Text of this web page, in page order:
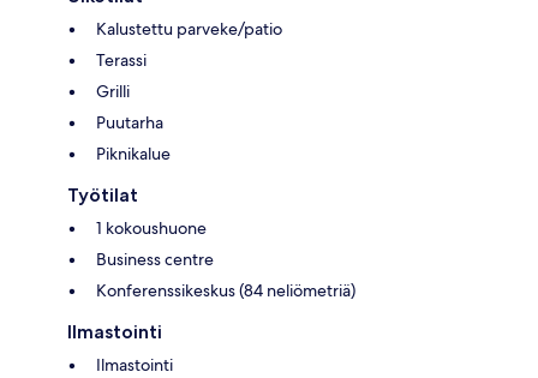
Kalustettu parveke/patio
Terassi
Grilli
Puutarha
Piknikalue
Työtilat
1 kokoushuone
Business centre
Konferenssikeskus (84 neliömetriä)
Ilmastointi
Ilmastointi